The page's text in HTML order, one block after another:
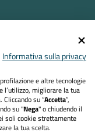
Informativa sulla privacy
e altre tecnologie
l’utilizzo, migliorare la tua
su “Accetta”,
su "Nega" o chiudendo il
soli cookie strettamente
la tua scelta.